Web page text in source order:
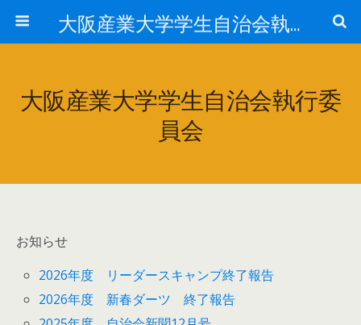
大阪産業大学学生自治会執行委員会
大阪産業大学学生自治会執行委
員会
お知らせ
2026年度 リーダースキャンプ終了報告
2026年度 新春ダーツ 終了報告